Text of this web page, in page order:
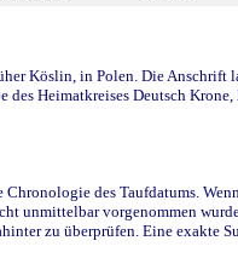
Köslin, in Polen. Die
Heimatkreises Deutsch
des Taufdatums.
unmittelbar vorgenommen
zu überprüfen. Eine exakte